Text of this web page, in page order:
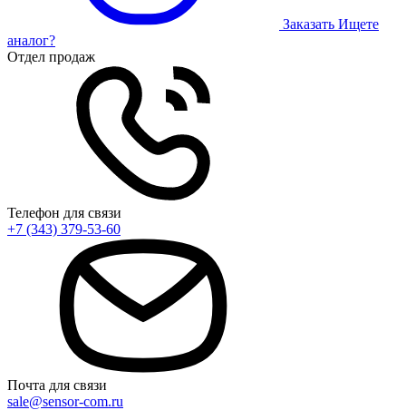
Заказать Ищете
аналог?
Отдел продаж
Телефон для связи
+7 (343) 379-53-60
Почта для связи
sale@sensor-com.ru